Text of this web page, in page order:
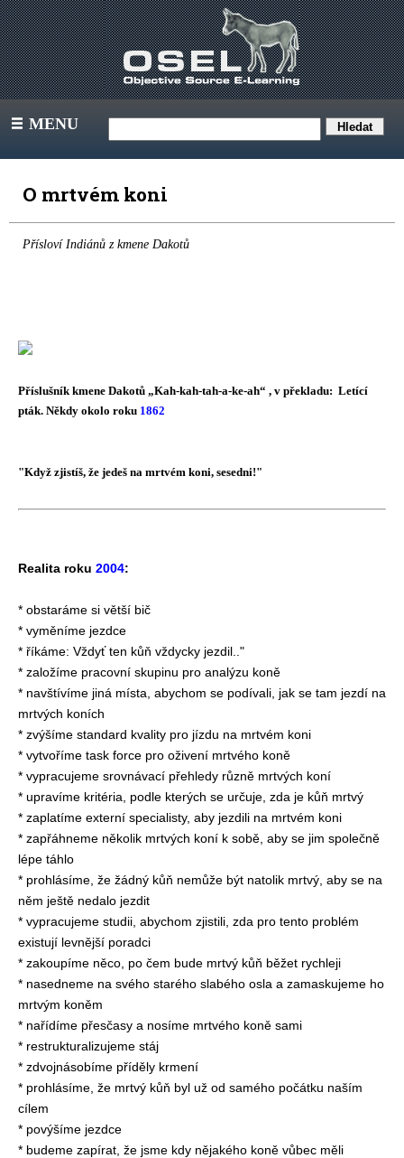
III MENU
O mrtvém koni
Přísloví Indiánů z kmene Dakotů
Příslušník kmene Dakotů „Kah-kah-tah-a-ke-ah“ , v překladu: Letící
pták. Někdy okolo roku 1862
"Když zjistíš, že jedeš na mrtvém koni, sesedni!"
Realita roku 2004:
* obstaráme si větší bič
* vyměníme jezdce
* říkáme: Vždyť ten kůň vždycky jezdil.."
* založíme pracovní skupinu pro analýzu koně
* navštívíme jiná místa, abychom se podívali, jak se tam jezdí na
mrtvých koních
* zvýšíme standard kvality pro jízdu na mrtvém koni
* vytvoříme task force pro oživení mrtvého koně
* vypracujeme srovnávací přehledy různě mrtvých koní
* upravíme kritéria, podle kterých se určuje, zda je kůň mrtvý
* zaplatíme externí specialisty, aby jezdili na mrtvém koni
* zapřáhneme několik mrtvých koní k sobě, aby se jim společně
lépe táhlo
* prohlásíme, že žádný kůň nemůže být natolik mrtvý, aby se na
něm ještě nedalo jezdit
* vypracujeme studii, abychom zjistili, zda pro tento problém
existují levnější poradci
* zakoupíme něco, po čem bude mrtvý kůň běžet rychleji
* nasedneme na svého starého slabého osla a zamaskujeme ho
mrtvým koněm
* nařídíme přesčasy a nosíme mrtvého koně sami
* restrukturalizujeme stáj
* zdvojnásobíme příděly krmení
* prohlásíme, že mrtvý kůň byl už od samého počátku naším
cílem
* povýšíme jezdce
* budeme zapírat, že jsme kdy nějakého koně vůbec měli